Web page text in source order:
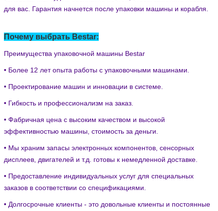
для вас. Гарантия начнется после упаковки машины и корабля.
Почему выбрать Bestar:
Преимущества упаковочной машины Bestar
• Более 12 лет опыта работы с упаковочными машинами.
• Проектирование машин и инновации в системе.
• Гибкость и профессионализм на заказ.
• Фабричная цена с высоким качеством и высокой
эффективностью машины, стоимость за деньги.
• Мы храним запасы электронных компонентов, сенсорных
дисплеев, двигателей и т.д. готовы к немедленной доставке.
• Предоставление индивидуальных услуг для специальных
заказов в соответствии со спецификациями.
• Долгосрочные клиенты - это довольные клиенты и постоянные